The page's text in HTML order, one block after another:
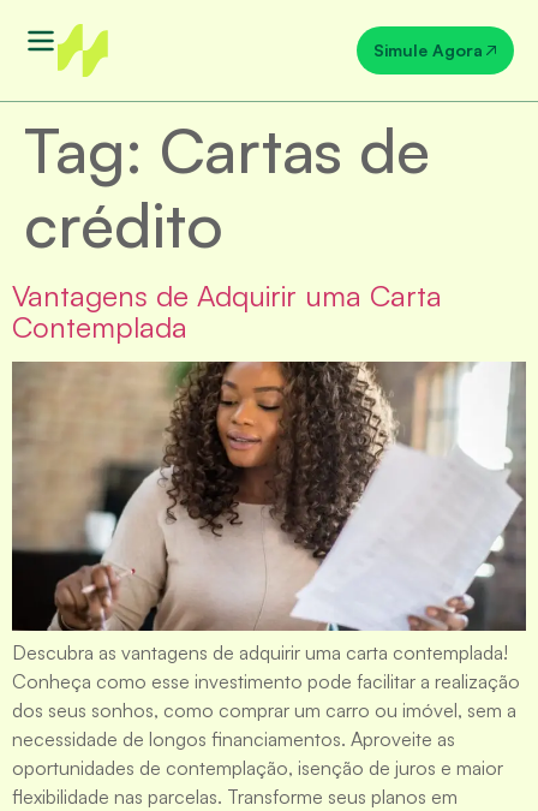
Simule Agora
Tag: Cartas de
crédito
Vantagens de Adquirir uma Carta
Contemplada
Descubra as vantagens de adquirir uma carta contemplada!
Conheça como esse investimento pode facilitar a realização
dos seus sonhos, como comprar um carro ou imóvel, sem a
necessidade de longos financiamentos. Aproveite as
oportunidades de contemplação, isenção de juros e maior
flexibilidade nas parcelas. Transforme seus planos em